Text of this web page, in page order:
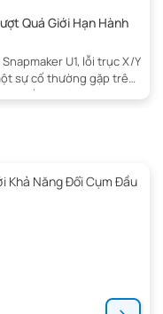
Quá Giới Hạn Hành
U1, lỗi trục X/Y
sự cố thường gặp trên
in ấn bị gián đoạn.